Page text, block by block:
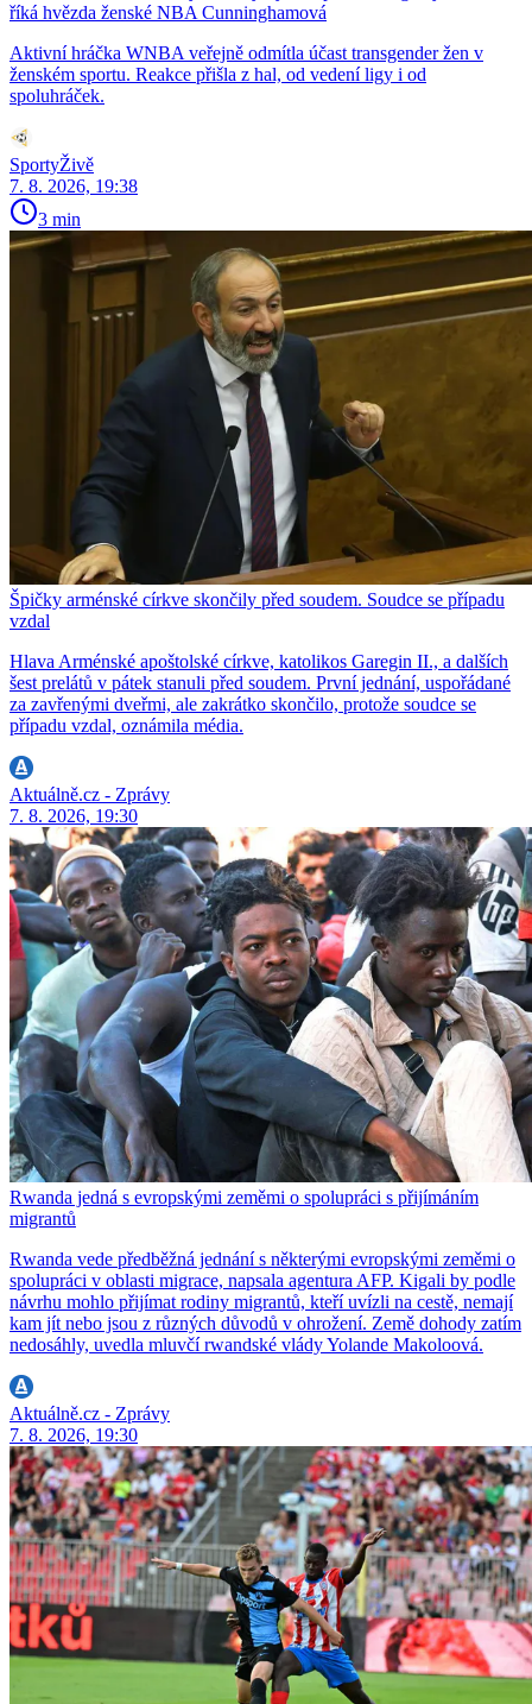
říká hvězda ženské NBA Cunninghamová
Aktivní hráčka WNBA veřejně odmítla účast transgender žen v
ženském sportu. Reakce přišla z hal, od vedení ligy i od
spoluhráček.
SportyŽivě
7. 8. 2026, 19:38
3 min
Špičky arménské církve skončily před soudem. Soudce se případu
vzdal
Hlava Arménské apoštolské církve, katolikos Garegin II., a dalších
šest prelátů v pátek stanuli před soudem. První jednání, uspořádané
za zavřenými dveřmi, ale zakrátko skončilo, protože soudce se
případu vzdal, oznámila média.
Aktuálně.cz - Zprávy
7. 8. 2026, 19:30
Rwanda jedná s evropskými zeměmi o spolupráci s přijímáním
migrantů
Rwanda vede předběžná jednání s některými evropskými zeměmi o
spolupráci v oblasti migrace, napsala agentura AFP. Kigali by podle
návrhu mohlo přijímat rodiny migrantů, kteří uvízli na cestě, nemají
kam jít nebo jsou z různých důvodů v ohrožení. Země dohody zatím
nedosáhly, uvedla mluvčí rwandské vlády Yolande Makoloová.
Aktuálně.cz - Zprávy
7. 8. 2026, 19:30